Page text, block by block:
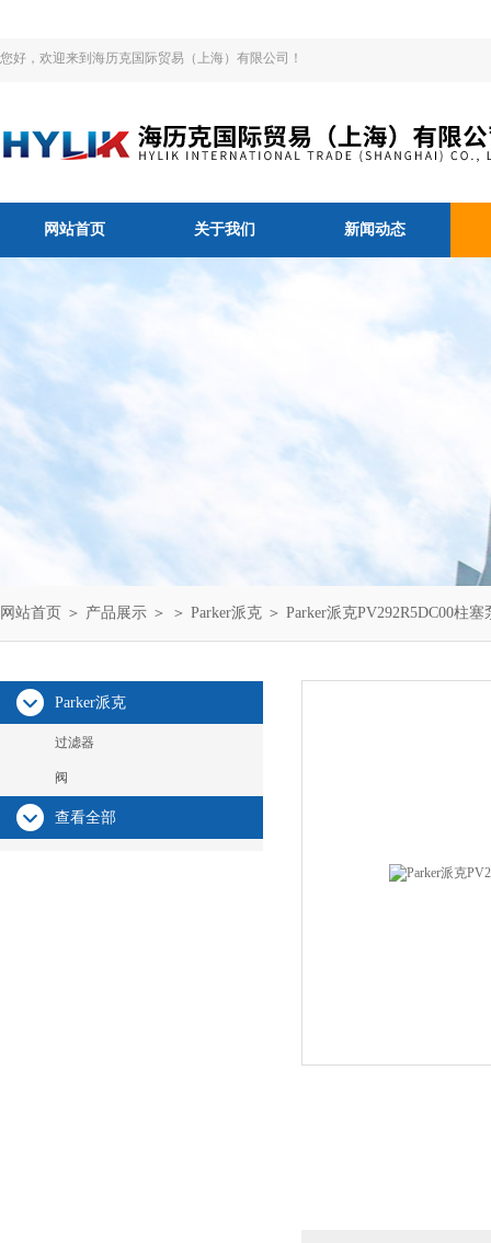
您好，欢迎来到海历克国际贸易（上海）有限公司！
网站首页 关于我们 新闻动态
网站首页 ＞ 产品展示 ＞ ＞ Parker派克 ＞ Parker派克PV292R5DC00柱
Parker派克
过滤器
阀
查看全部